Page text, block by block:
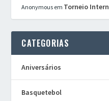
Anonymous em Torneio
CATEGORIAS
Aniversários
Basquetebol